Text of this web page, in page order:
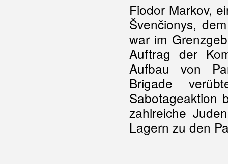
Fiodor Markov,
Švenčionys,
war im
Auftrag der
Aufbau von
Brigade
Sabotageaktion
zahlreiche
Lagern zu den